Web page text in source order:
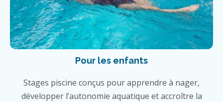
Pour les enfants
Stages piscine conçus pour apprendre à nager,
développer l’autonomie aquatique et accroître la